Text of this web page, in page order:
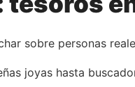
sobre personas
joyas hasta